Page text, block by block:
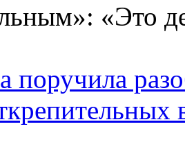
«Это
поручила